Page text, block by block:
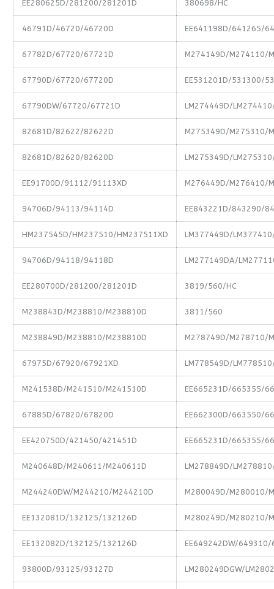
EE280625D/281200/281201D 380698/HC
46791D/46720/46720D EE641198D/641265/
67782D/67720/67721D M274149D/M274110/
67790D/67720/67720D EE531201D/531300/
67790DW/67720/67721D LM274449D/
82681D/82622/82622D M275349D/M275310/
82681D/82620/82620D LM275349D/
EE91700D/91112/91113XD M276449D/M276410/
94706D/94113/94114D EE843221D/843290/
HM237545D/HM237510/HM237511XD LM377449D/
94706D/94118/94118D LM277149DA/
EE280700D/281200/281201D 3819/560/HC
M238843D/M238810/M238810D 3811/560
M238849D/M238810/M238810D M278749D/M278710/
67975D/67920/67921XD LM778549D/
M241538D/M241510/M241510D EE665231D/665355/
67885D/67820/67820D EE662300D/663550/
EE420750D/421450/421451D EE665231D/665355/
M240648D/M240611/M240611D LM278849D/
M244240DW/M244210/M244210D M280049D/M280010/
EE132081D/132125/132126D M280249D/M280210/
EE132082D/132125/132126D EE649242DW/649310/
93800D/93125/93127D LM280249DGW/